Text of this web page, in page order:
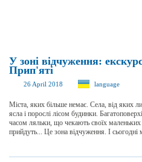
У зоні відчуження:
Прип'яті
26 April 2018 language
Міста, яких більше немає. Села, від яких
ясла і порослі лісом будинки.
часом ляльки, що чекають своїх
прийдуть... Це зона відчуження. І сьогодні